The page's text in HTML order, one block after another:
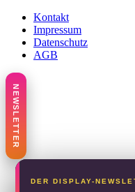
Kontakt
Impressum
Datenschutz
AGB